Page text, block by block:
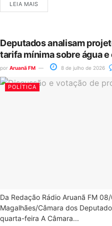
LEIA MAIS
Deputados analisam
tarifa mínima sobre água
por Aruanã FM 8 de julho de 2026
POLÍTICA
Da Redação Rádio Aruanã FM
Magalhães/Câmara dos
quarta-feira A Câmara...